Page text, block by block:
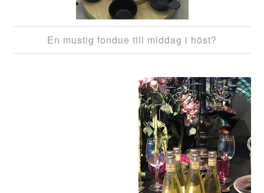
En mustig fondue till middag i höst?